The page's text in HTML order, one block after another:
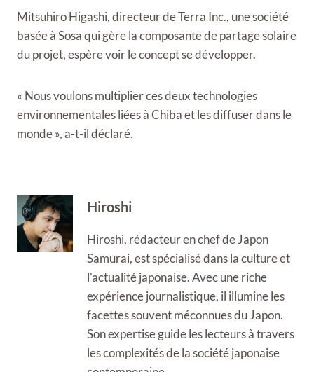
Mitsuhiro Higashi, directeur de Terra Inc., une société
basée à Sosa qui gère la composante de partage solaire
du projet, espère voir le concept se développer.
« Nous voulons multiplier ces deux technologies
environnementales liées à Chiba et les diffuser dans le
monde », a-t-il déclaré.
Hiroshi
Hiroshi, rédacteur en chef de Japon
Samurai, est spécialisé dans la culture et
l'actualité japonaise. Avec une riche
expérience journalistique, il illumine les
facettes souvent méconnues du Japon.
Son expertise guide les lecteurs à travers
les complexités de la société japonaise